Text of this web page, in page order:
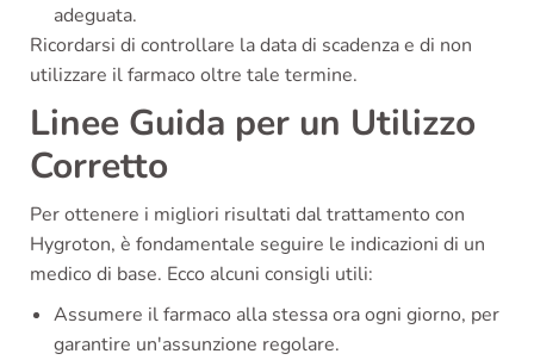
adeguata.
Ricordarsi di controllare la data di scadenza e di non
utilizzare il farmaco oltre tale termine.
Linee Guida per un Utilizzo
Corretto
Per ottenere i migliori risultati dal trattamento con
Hygroton, è fondamentale seguire le indicazioni di un
medico di base. Ecco alcuni consigli utili:
Assumere il farmaco alla stessa ora ogni giorno, per
garantire un'assunzione regolare.